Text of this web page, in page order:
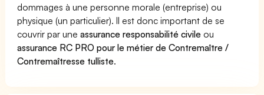
dommages à une personne morale (entreprise) ou
physique (un particulier). Il est donc important de se
couvrir par uneassurance responsabilité civile ou
assurance RC PRO pour le métier de Contremaître /
Contremaîtresse tulliste.